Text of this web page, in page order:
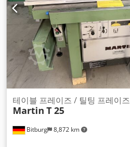
Bitburg 8,872 km
테이블 프레이즈 / 틸팅 프레이즈
Martin T 25